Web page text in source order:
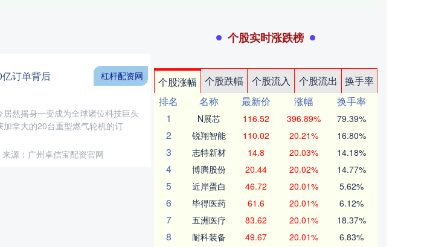
订单背后
然摇身一变成为全球诸位科技巨头
拿大的20台重型燃气轮机的订
杠杆配资网
来源：广州卓信宝配资官网
个股实时涨跌榜
个股涨幅 个股跌幅 个股流入 个股流出
换手率
排名
名称 最新价 涨幅
换手率
1
N展芯 116.52 396.89% 79.39%
2 锐翔智能 110.02 20.21% 16.80%
3 志特新材 14.8 20.03% 14.18%
4 博腾股份 20.44 20.02% 14.77%
5 近岸蛋白 46.72 20.01% 5.62%
6 毕得医药 61.6 20.01% 6.12%
7 五洲医疗 83.62 20.01% 18.37%
8 耐科装备 49.67 20.01% 6.83%